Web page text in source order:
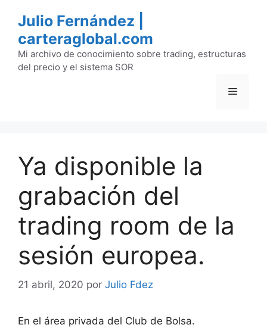
contenido
Julio Fernández |
carteraglobal.com
Mi archivo de conocimiento sobre trading, estructuras
del precio y el sistema SOR
Menú
Ya disponible la
grabación del
trading room de la
sesión europea.
21 abril, 2020 por Julio Fdez
En el área privada del Club de Bolsa.